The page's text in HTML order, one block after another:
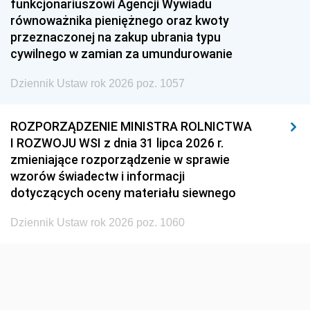
1948 1947
1945 1944 1939
1938 1937 1936
1935 1934
1929 1928 1927
1926 1925 1924
1923 1922
funkcjonariuszowi Agencji Wywiadu
równoważnika pieniężnego oraz kwoty
przeznaczonej na zakup ubrania typu
cywilnego w zamian za umundurowanie
Dziennik Ustaw rok 2026 poz. 1057
ROZPORZĄDZENIE MINISTRA ROLNICTWA
I ROZWOJU WSI z dnia 31 lipca 2026 r.
zmieniające rozporządzenie w sprawie
wzorów świadectw i informacji
dotyczących oceny materiału siewnego
Dziennik Ustaw rok 2026 poz. 1060